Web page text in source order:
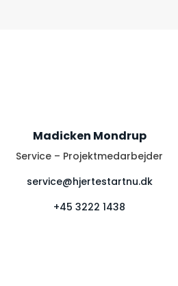
Madicken Mondrup
Service – Projektmedarbejder
service@hjertestartnu.dk
+45 3222 1438